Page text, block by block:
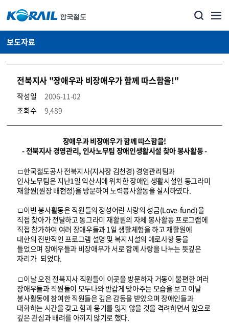
보도자료
전북지사 "장애우과 비장애우가 함께 따스함을!"
작성일
2006-11-02
조회수
9,489
뉴스·홍보_보도자료 상세보기 – 내용, 파일, 담당자 연락처로 구성
장애우과 비장애우가 함께 따스함을!
- 전북지사 경영관리, 인사노무팀 장애인생활시설 찾아 봉사활동 -
□ 한국철도공사 전북지사(지사장 김천경) 경영관리팀과
인사노무팀은 지난1일 익산시에 위치한 장애인 생활시설인 동그라미
재활원(원장 배현정)을 방문하여 노력봉사활동을 실시하였다.
□ 이번 봉사활동은 직원들의 정성어린 사랑의 성금(Love-fund)을
직접 찾아가 전달하고 동그라미 재활원의 자체 봉사활동 프로그램에
직접 참가하여 여러 장애우들과 1일 생활체험을 하고 재활원에
대한의 전반적인 프로그램 설명 및 복지시설의 애로사항 등을
들었으며 장애우들과 비장애우가 서로 함께 사랑을 나누는 뜻깊은
자리가 되었다.
□ 이날 오전 전북지사 직원들이 이곳을 방문하자 거동이 불편한 여러
장애우들과 직원들이 모두나와 반갑게 맞아주는 모습을 보고 이날
봉사활동에 참여한 직원들은 깊은 감동을 받았으며 장애인들과
대화하는 시간을 갖고 힘과 용기를 잃지 않을 것을 격려하면서 앞으로
깊은 관심과 배려를 아끼지 않기로 했다.